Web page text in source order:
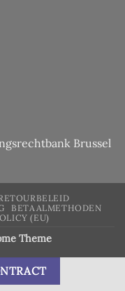
Brussel
BETAALMETHODEN
(EU)
Theme